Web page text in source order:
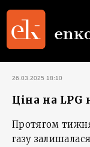
26.03.2025 18:10
Ціна на LPG
Протягом
газу